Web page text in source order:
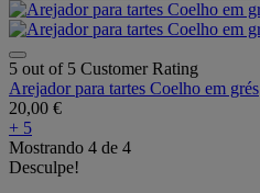
5 out of 5 Customer Rating
Arejador para tartes Coelho em grés
20,00 €
+ 5
Mostrando 4 de 4
Desculpe!